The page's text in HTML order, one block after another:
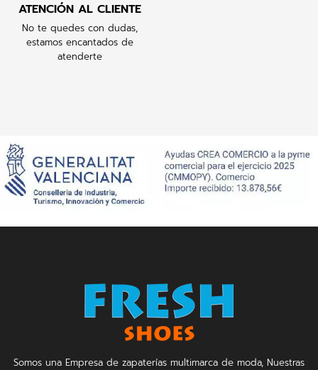
ATENCIÓN AL CLIENTE
No te quedes con dudas,
estamos encantados de
atenderte
Somos una Empresa de zapaterías multimarca de moda, Nuestras